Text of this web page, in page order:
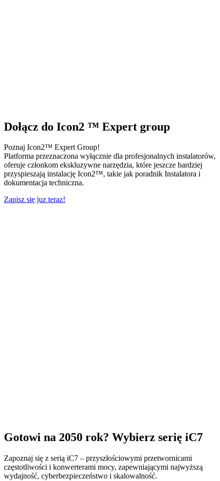
Dołącz do Icon2 ™ Expert group
Poznaj Icon2™ Expert Group!
Platforma przeznaczona wyłącznie dla profesjonalnych instalatorów,
oferuje członkom ekskluzywne narzędzia, które jeszcze bardziej
przyspieszają instalację Icon2™, takie jak poradnik Instalatora i
dokumentacja techniczna.
Zapisz się juz teraz!
Gotowi na 2050 rok? Wybierz serię iC7
Zapoznaj się z serią iC7 – przyszłościowymi przetwornicami
częstotliwości i konwerterami mocy, zapewniającymi najwyższą
wydajność, cyberbezpieczeństwo i skalowalność.